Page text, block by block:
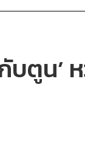
บตูน’